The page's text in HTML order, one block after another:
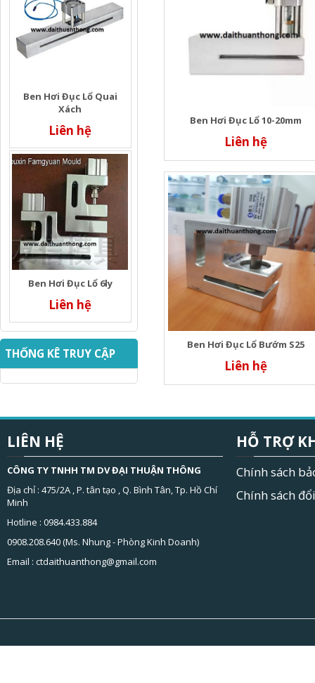
Ben Hơi Đục Lổ Quai
Xách
Liên hệ
Ben Hơi Đục Lổ 6ly
Liên hệ
THỐNG KÊ TRUY CẬP
Ben Hơi Đục Lổ 10-20mm
Liên hệ
Ben Hơi Đục Lổ Bướm S25
Liên hệ
LIÊN HỆ
CÔNG TY TNHH TM DV ĐẠI THUẬN THÔNG
Địa chỉ : 475/2A , P. tân tạo , Q. Bình Tân, Tp. Hồ Chí
Minh
Hotline : 0984.433.884
0908.208.640 (Ms. Nhung - Phòng Kinh Doanh)
Email : ctdaithuanthong@gmail.com
HỖ TRỢ
Chính sách
Chính sách